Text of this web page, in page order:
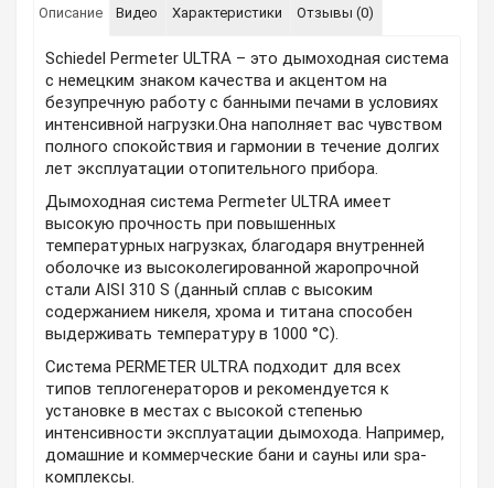
Описание Видео Характеристики Отзывы (0)
Schiedel Permeter ULTRA – это дымоходная система
с немецким знаком качества и акцентом на
безупречную работу с банными печами в условиях
интенсивной нагрузки.Она наполняет вас чувством
полного спокойствия и гармонии в течение долгих
лет эксплуатации отопительного прибора.
Дымоходная система Permeter ULTRA имеет
высокую прочность при повышенных
температурных нагрузках, благодаря внутренней
оболочке из высоколегированной жаропрочной
стали AISI 310 S (данный сплав с высоким
содержанием никеля, хрома и титана способен
выдерживать температуру в 1000 °С).
Система PERMETER ULTRA подходит для всех
типов теплогенераторов и рекомендуется к
установке в местах с высокой степенью
интенсивности эксплуатации дымохода. Например,
домашние и коммерческие бани и сауны или spa-
комплексы.